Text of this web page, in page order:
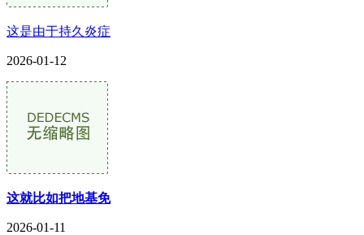
这是由于持久炎症
2026-01-12
这就比如把地基免
2026-01-11